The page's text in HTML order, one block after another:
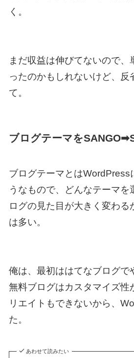
く。
まだ収益は伸びてないので、
ったのかもしれないけど、反
て。
ブログテーマを
ブログテーマとはWordPress
うなもので、どんなテーマを
ログの見た目が大きく変わる
は多い。
俺は、最初ははてなブログで
無料ブログはカスタマイズ性
リエイトもできないから、
た。
あわせて読みたい